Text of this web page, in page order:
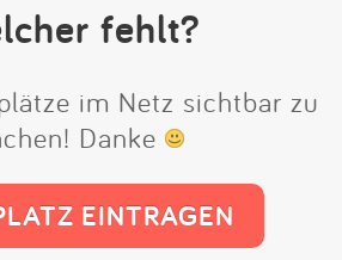
fehlt?
im Netz sichtbar zu
Danke
EINTRAGEN